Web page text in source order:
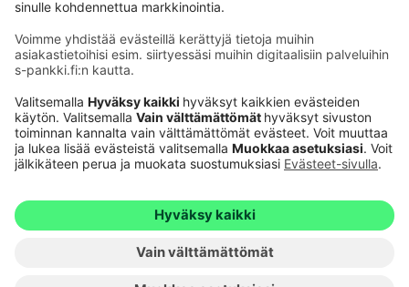
Saavutettavuusseloste
Evästeet
Verkkopalvelujen käytön edellytykset